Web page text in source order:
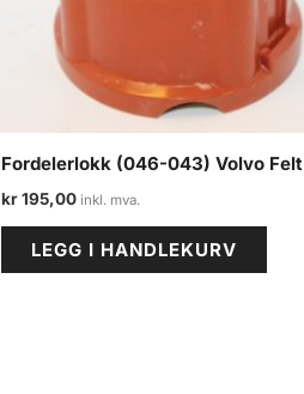
Fordelerlokk (046-043) Volvo Felt
kr195,00
LEGG I HANDLEKURV